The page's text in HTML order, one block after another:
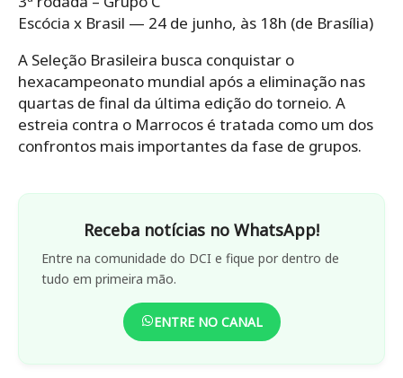
Escócia x Brasil — 24 de junho, às 18h (de Brasília)
A Seleção Brasileira busca conquistar o
hexacampeonato mundial após a eliminação nas
quartas de final da última edição do torneio. A
estreia contra o Marrocos é tratada como um dos
confrontos mais importantes da fase de grupos.
Receba notícias no WhatsApp!
Entre na comunidade do DCI e fique por dentro de
tudo em primeira mão.
ENTRE NO CANAL